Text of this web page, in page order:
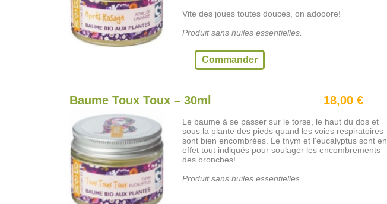
Vite des joues toutes douces, on adooore!
Produit sans huiles essentielles.
Commander
Baume Toux Toux – 30ml 18,00 €
Le baume à se passer sur le torse, le haut du dos et
sous la plante des pieds quand les voies respiratoires
sont bien encombrées. Le thym et l'eucalyptus sont en
effet tout indiqués pour soulager les encombrements
des bronches!
Produit sans huiles essentielles.